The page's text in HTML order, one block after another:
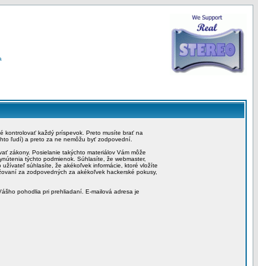
kontrolovať každý príspevok. Preto musíte brať na
ľudí) a preto za ne nemôžu byť zodpovední.
zákony. Posielanie takýchto materiálov Vám môže
týchto podmienok. Súhlasíte, že webmaster,
súhlasíte, že akékoľvek informácie, ktoré vložíte
za zodpovedných za akékoľvek hackerské pokusy,
pohodlia pri prehliadaní. E-mailová adresa je